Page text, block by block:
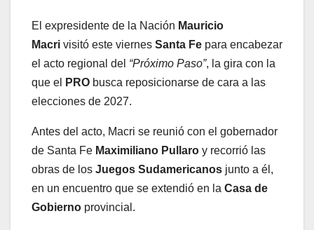
El expresidente de la Nación Mauricio
Macri visitó este viernes Santa Fe para encabezar
el acto regional del “Próximo Paso”, la gira con la
que el
PRO busca reposicionarse de cara a las
elecciones de 2027.
Antes del acto, Macri se reunió con el gobernador
de Santa Fe Maximiliano Pullaro y recorrió las
obras de los Juegos Sudamericanos junto a él,
en un encuentro que se extendió en la Casa de
Gobierno provincial.